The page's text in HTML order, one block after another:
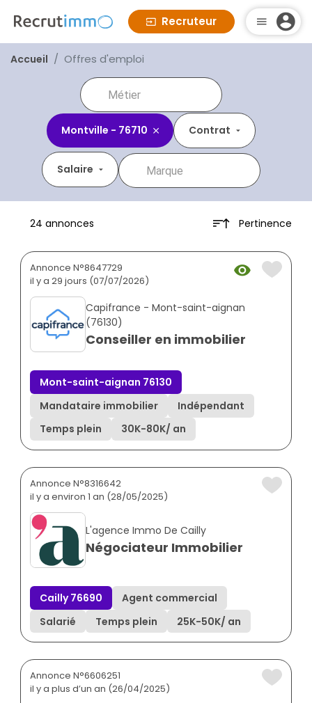
Recruteur
Accueil Offres d'emploi
Montville - 76710 Contrat
Salaire
24 annonces Pertinence
Annonce N°8647729
il y a 29 jours (07/07/2026)
Capifrance - Mont-saint-aignan
(76130)
Conseiller en immobilier
Mont-saint-aignan 76130
Mandataire immobilier
Indépendant
Temps plein
30K-80K/ an
Annonce N°8316642
il y a environ 1 an (28/05/2025)
L'agence Immo De Cailly
Négociateur Immobilier
Cailly 76690
Agent commercial
Salarié
Temps plein 25K-50K/ an
Annonce N°6606251
il y a plus d’un an (26/04/2025)